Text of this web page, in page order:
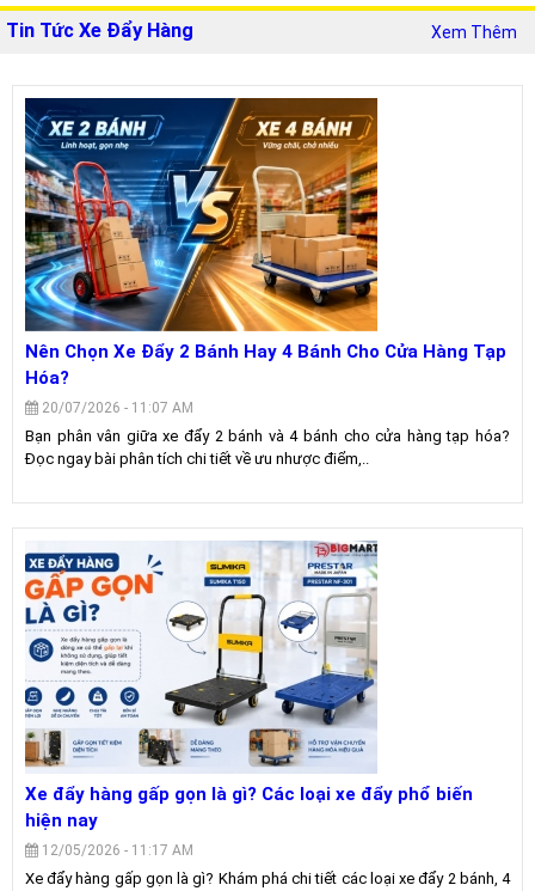
Tin Tức Xe Đẩy Hàng Xem Thêm
Nên Chọn Xe Đẩy 2 Bánh Hay 4 Bánh Cho Cửa Hàng Tạp
Hóa?
20/07/2026 - 11:07 AM
Bạn phân vân giữa xe đẩy 2 bánh và 4 bánh cho cửa hàng tạp hóa?
Đọc ngay bài phân tích chi tiết về ưu nhược điểm,..
Xe đẩy hàng gấp gọn là gì? Các loại xe đẩy phổ biến
hiện nay
12/05/2026 - 11:17 AM
Xe đẩy hàng gấp gọn là gì? Khám phá chi tiết các loại xe đẩy 2 bánh, 4